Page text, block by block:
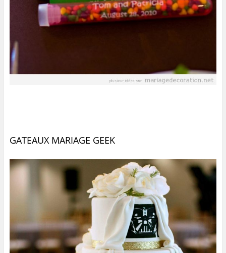
GATEAUX MARIAGE GEEK